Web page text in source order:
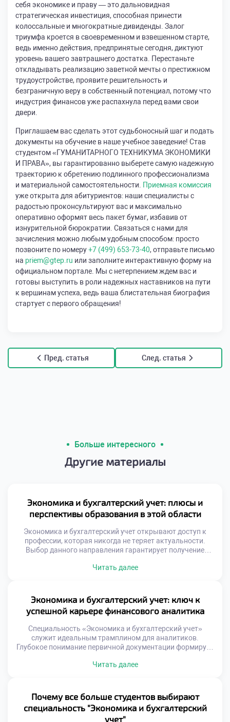
себя экономике и праву — это дальновидная
стратегическая инвестиция, способная принести
колоссальные и многократные дивиденды. Залог
триумфа кроется в своевременном и взвешенном старте,
ведь именно действия, предпринятые сегодня, диктуют
уровень вашего завтрашнего достатка. Перестаньте
откладывать реализацию заветной мечты о престижном
трудоустройстве, проявите решительность и
безграничную веру в собственный потенциал, потому что
индустрия финансов уже распахнула перед вами свои
двери.
Приглашаем вас сделать этот судьбоносный шаг и подать
документы на обучение в наше учебное заведение! Став
студентом «ГУМАНИТАРНОГО ТЕХНИКУМА ЭКОНОМИКИ
И ПРАВА», вы гарантированно выберете самую надежную
траекторию к обретению подлинного профессионализма
и материальной самостоятельности.
Приемная комиссия
уже открыта для абитуриентов: наши специалисты с
радостью проконсультируют вас и максимально
оперативно оформят весь пакет бумаг, избавив от
изнурительной бюрократии. Связаться с нами для
зачисления можно любым удобным способом: просто
позвоните по номеру+7 (499) 653-73-40, отправьте письмо
на priem@gtep.ru или заполните интерактивную форму на
официальном портале. Мы с нетерпением ждем вас и
готовы выступить в роли надежных наставников на пути
к вершинам успеха, ведь ваша блистательная биография
стартует с первого обращения!
Пред. статья След. статья
Больше интересного
Другие материалы
Экономика и бухгалтерский учет: плюсы и
перспективы образования в этой области
Экономика и бухгалтерский учет открывают доступ к
профессии, которая никогда не теряет актуальности.
Выбор данного направления гарантирует получение
рынка. Абитуриенты часто ищут специальность с
абстрактным понятием и превращается в рабочий
инструмент. Вы учитесь говорить на универсальном
языке […]
Читать далее
Экономика и бухгалтерский учет: ключ к
успешной карьере финансового аналитика
Специальность «Экономика и бухгалтерский учет»
служит идеальным трамплином для аналитиков.
Глубокое понимание первичной документации формирует
знания природы цифр. Бухгалтерская база исключает
проверять гипотезы фактами. Экономическая теория
дает контекст для интерпретации данных. Синтез этих
знаний создает уникального специалиста. Рынок […]
Читать далее
Почему все больше студентов выбирают
специальность "Экономика и бухгалтерский
учет"